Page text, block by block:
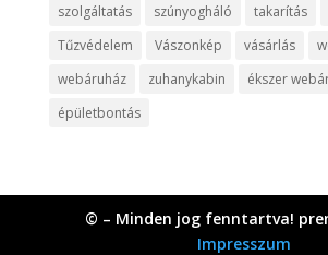
szolgáltatás
szúnyogháló takarítás
Tűzvédelem
Vászonkép vásárlás
webáruház
zuhanykabin
ékszer
épületbontás
© – Minden jog fenntartva!
Impresszum